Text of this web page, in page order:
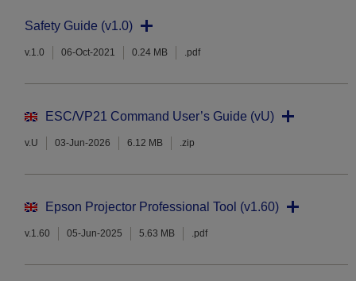
Safety Guide (v1.0)
v.1.0 06-Oct-2021 0.24 MB .pdf
ESC/VP21 Command User’s Guide (vU)
v.U 03-Jun-2026 6.12 MB .zip
Epson Projector Professional Tool (v1.60)
v.1.60 05-Jun-2025 5.63 MB .pdf